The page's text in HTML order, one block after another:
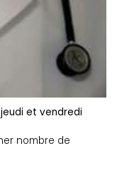
et vendredi
nombre de